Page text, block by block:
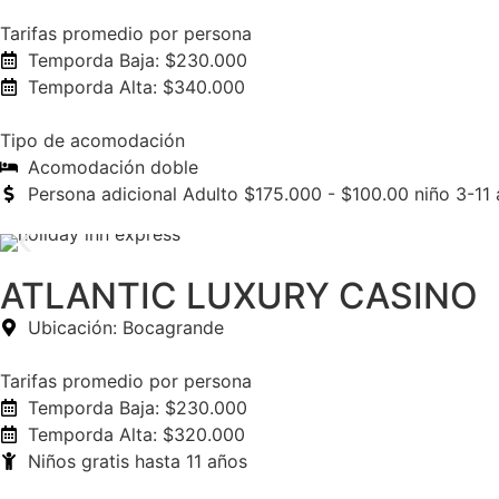
Tarifas promedio por persona
Temporda Baja: $230.000
Temporda Alta: $340.000
Tipo de acomodación
Acomodación doble
Persona adicional Adulto $175.000 - $100.00 niño 3-11
ATLANTIC LUXURY CASINO
Ubicación: Bocagrande
Tarifas promedio por persona
Temporda Baja: $230.000
Temporda Alta: $320.000
Niños gratis hasta 11 años